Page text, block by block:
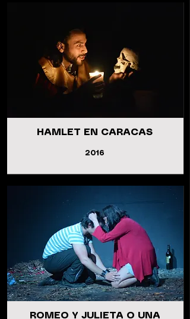
HAMLET EN CARACAS
2016
ROMEO Y JULIETA O UNA